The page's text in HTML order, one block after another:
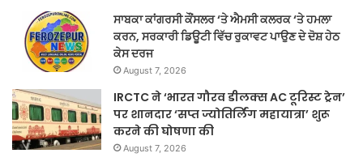
ਸਾਬਕਾ ਕਾਂਗਰਸੀ ਕੌਂਸਲਰ ‘ਤੇ ਐਮਸੀ ਕਲਰਕ ‘ਤੇ ਹਮਲਾ
ਕਰਨ, ਸਰਕਾਰੀ ਡਿਊਟੀ ਵਿੱਚ ਰੁਕਾਵਟ ਪਾਉਣ ਦੇ ਦੋਸ਼ ਹੇਠ
ਕੇਸ ਦਰਜ
August 7, 2026
IRCTC ने ‘भारत गौरव डीलक्स AC टूरिस्ट ट्रेन’
पर शानदार ‘सप्त ज्योतिर्लिंग महायात्रा’ शुरू
करने की घोषणा की
August 7, 2026